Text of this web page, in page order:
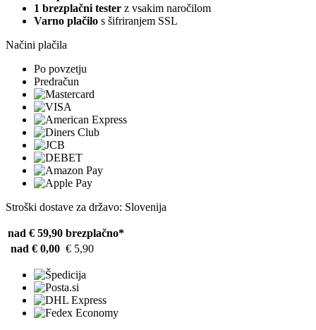
1 brezplačni tester z vsakim naročilom
Varno plačilo s šifriranjem SSL
Načini plačila
Po povzetju
Predračun
Stroški dostave za državo: Slovenija
nad € 59,90 brezplačno*
nad € 0,00 € 5,90